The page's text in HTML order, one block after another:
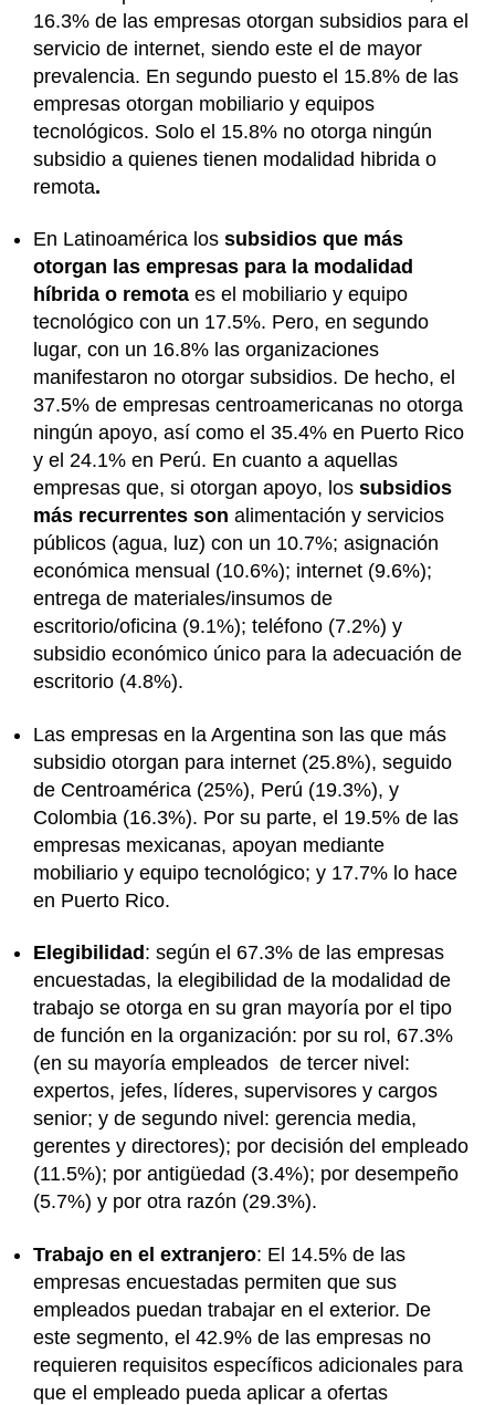
16.3% de las empresas otorgan subsidios para el
servicio de internet, siendo este el de mayor
prevalencia. En segundo puesto el 15.8% de las
empresas otorgan mobiliario y equipos
tecnológicos. Solo el 15.8% no otorga ningún
subsidio a quienes tienen modalidad hibrida o
remota.
En Latinoamérica los subsidios que más
otorgan las empresas para la modalidad
híbrida o remota es el mobiliario y equipo
tecnológico con un 17.5%. Pero, en segundo
lugar, con un 16.8% las organizaciones
manifestaron no otorgar subsidios. De hecho, el
37.5% de empresas centroamericanas no otorga
ningún apoyo, así como el 35.4% en Puerto Rico
y el 24.1% en Perú. En cuanto a aquellas
empresas que, si otorgan apoyo, los subsidios
más recurrentes son alimentación y servicios
públicos (agua, luz) con un 10.7%; asignación
económica mensual (10.6%); internet (9.6%);
entrega de materiales/insumos de
escritorio/oficina (9.1%); teléfono (7.2%) y
subsidio económico único para la adecuación de
escritorio (4.8%).
Las empresas en la Argentina son las que más
subsidio otorgan para internet (25.8%), seguido
de Centroamérica (25%), Perú (19.3%), y
Colombia (16.3%). Por su parte, el 19.5% de las
empresas mexicanas, apoyan mediante
mobiliario y equipo tecnológico; y 17.7% lo hace
en Puerto Rico.
Elegibilidad : según el 67.3% de las empresas
encuestadas, la elegibilidad de la modalidad de
trabajo se otorga en su gran mayoría por el tipo
de función en la organización: por su rol, 67.3%
(en su mayoría empleados de tercer nivel:
expertos, jefes, líderes, supervisores y cargos
senior; y de segundo nivel: gerencia media,
gerentes y directores); por decisión del empleado
(11.5%); por antigüedad (3.4%); por desempeño
(5.7%) y por otra razón (29.3%).
Trabajo en el extranjero: El 14.5% de las
empresas encuestadas permiten que sus
empleados puedan trabajar en el exterior. De
este segmento, el 42.9% de las empresas no
requieren requisitos específicos adicionales para
que el empleado pueda aplicar a ofertas